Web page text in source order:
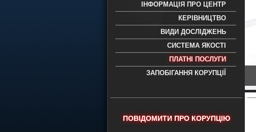
науково-дослідний експертно-
- проведення всих видів судових
експертиз
ІНФОРМАЦІЯ ПРО ЦЕНТР
КЕРІВНИЦТВО
ВИДИ ДОСЛІДЖЕНЬ
СИСТЕМА ЯКОСТІ
ПЛАТНІ ПОСЛУГИ
ЗАПОБІГАННЯ КОРУПЦІЇ
ПОВІДОМИТИ ПРО КОРУПЦІЮ